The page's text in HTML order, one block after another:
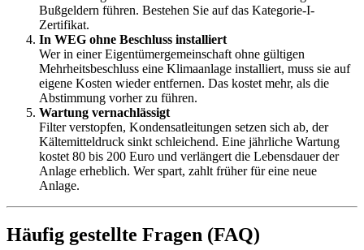
Bußgeldern führen. Bestehen Sie auf das Kategorie-I-
Zertifikat.
In WEG ohne Beschluss installiert
Wer in einer Eigentümergemeinschaft ohne gültigen
Mehrheitsbeschluss eine Klimaanlage installiert, muss sie auf
eigene Kosten wieder entfernen. Das kostet mehr, als die
Abstimmung vorher zu führen.
Wartung vernachlässigt
Filter verstopfen, Kondensatleitungen setzen sich ab, der
Kältemitteldruck sinkt schleichend. Eine jährliche Wartung
kostet 80 bis 200 Euro und verlängert die Lebensdauer der
Anlage erheblich. Wer spart, zahlt früher für eine neue
Anlage.
Häufig gestellte Fragen (FAQ)